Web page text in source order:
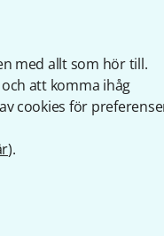
med allt som hör till.
att komma ihåg
cookies för
).
Drum